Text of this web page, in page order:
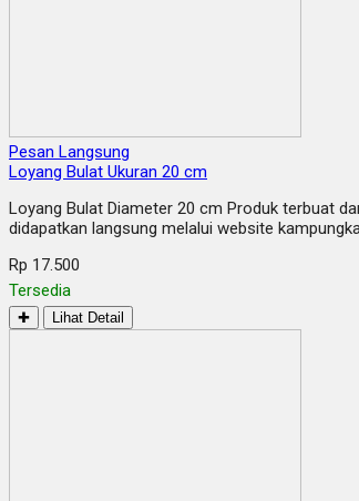
Pesan Langsung
Loyang Bulat Ukuran 20 cm
Loyang Bulat Diameter 20 cm Produk terbuat
didapatkan langsung melalui website
Rp 17.500
Tersedia
✚ Lihat Detail